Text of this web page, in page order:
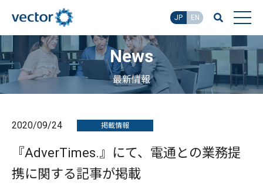
JP EN
News
最新情報
2020/09/24 掲載情報
『AdverTimes.』にて、電通との業務提
携に関する記事が掲載